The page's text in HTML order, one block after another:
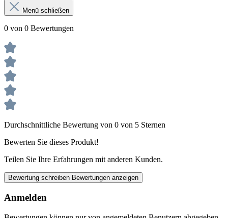
Menü schließen
0 von 0 Bewertungen
Durchschnittliche Bewertung von 0 von 5 Sternen
Bewerten Sie dieses Produkt!
Teilen Sie Ihre Erfahrungen mit anderen Kunden.
Bewertung schreiben Bewertungen anzeigen
Anmelden